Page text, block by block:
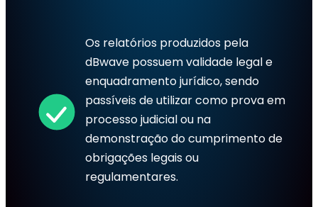
Os relatórios produzidos pela
dBwave possuem validade legal e
enquadramento jurídico, sendo
passíveis de utilizar como prova em
processo judicial ou na
demonstração do cumprimento de
obrigações legais ou
regulamentares.